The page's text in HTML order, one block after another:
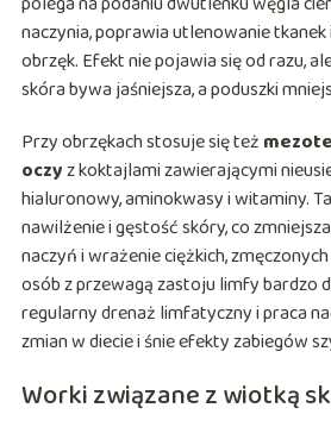
naczynia, poprawia utlenowanie
obrzęk. Efekt nie pojawia się od razu,
skóra bywa jaśniejsza, a poduszki
Przy obrzękach stosuje się też
oczyz koktajlami zawierającymi
hialuronowy, aminokwasy i witaminy.
nawilżenie i gęstość skóry, co
naczyń i wrażenie ciężkich,
osób z przewagą zastoju limfy bardzo
regularny drenaż limfatyczny i praca
zmian w diecie i śnie efekty zabiegów
Worki związane z wiotką